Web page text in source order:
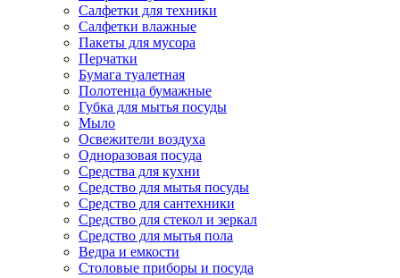
Салфетки для техники
Салфетки влажные
Пакеты для мусора
Перчатки
Бумага туалетная
Полотенца бумажные
Губка для мытья посуды
Мыло
Освежители воздуха
Одноразовая посуда
Средства для кухни
Средство для мытья посуды
Средство для сантехники
Средство для стекол и зеркал
Средство для мытья пола
Ведра и емкости
Столовые приборы и посуда